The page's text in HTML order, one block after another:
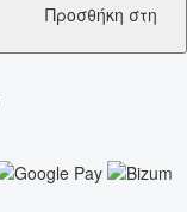
Προσθήκη στη